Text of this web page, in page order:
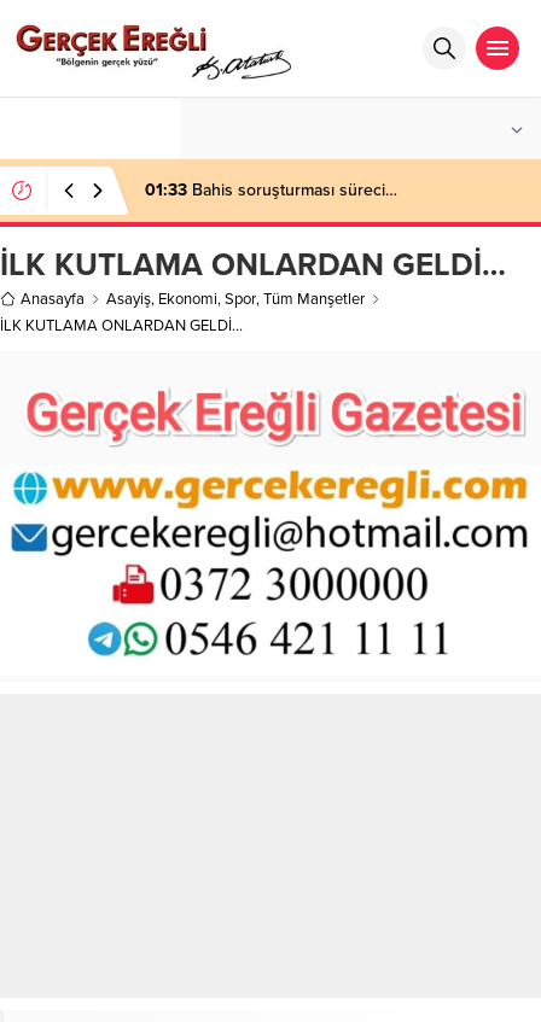
01:33 Bahis soruşturması süreci…
İLK KUTLAMA ONLARDAN GELDİ…
Anasayfa Asayiş, Ekonomi,Spor,Tüm Manşetler
İLK KUTLAMA ONLARDAN GELDİ…